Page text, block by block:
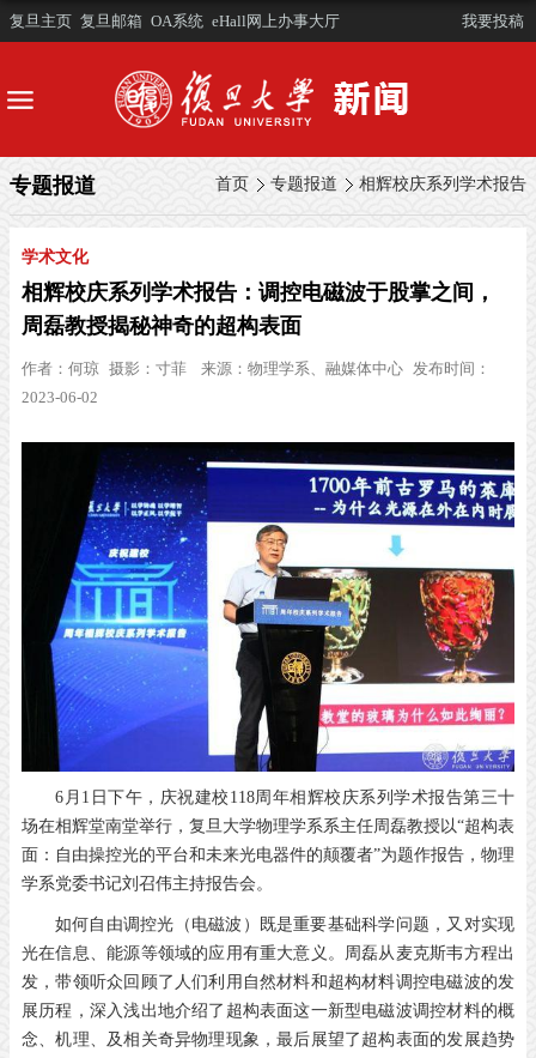
复旦主页 复旦邮箱 OA系统 eHall网上办事大厅 我要投稿
首页 专题报道 相辉校庆系列学术报告
专题报道
学术文化
相辉校庆系列学术报告：调控电磁波于股掌之间，
周磊教授揭秘神奇的超构表面
作者： 何琼 摄影： 寸菲 来源： 物理学系、融媒体中心 发布时间：
2023-06-02
6月1日下午，庆祝建校118周年相辉校庆系列学术报告第三十
场在相辉堂南堂举行，复旦大学物理学系系主任周磊教授以“超构表
面：自由操控光的平台和未来光电器件的颠覆者”为题作报告，物理
学系党委书记刘召伟主持报告会。
如何自由调控光（电磁波）既是重要基础科学问题，又对实现
光在信息、能源等领域的应用有重大意义。周磊从麦克斯韦方程出
发，带领听众回顾了人们利用自然材料和超构材料调控电磁波的发
展历程，深入浅出地介绍了超构表面这一新型电磁波调控材料的概
念、机理、及相关奇异物理现象，最后展望了超构表面的发展趋势